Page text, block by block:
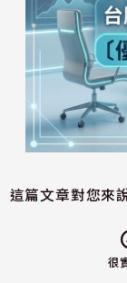
這篇文章對您來
很